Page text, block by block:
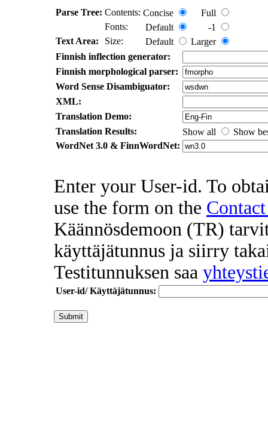
Parse Tree: Contents: Concise
Full
Fonts:
Default
-1
Text Area:
Size: Default
Larger
Finnish inflection generator:
Finnish morphological parser:
Word Sense Disambiguator:
XML:
Translation Demo:
Translation Results:
Show all
Show
WordNet 3.0 & FinnWordNet:
Enter your User-id. To
use the form on the
Käännösdemoon (TR)
käyttäjätunnus ja siirry
Testitunnuksen saa
User-id/ Käyttäjätunnus: